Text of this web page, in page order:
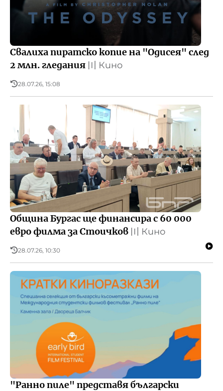
Свалиха пиратско копие на "Одисея" след
2 млн. гледания 〣 Кино
28.07.26, 15:08
Община Бургас ще финансира с 60 000
евро филма за Стоичков 〣 Кино
28.07.26, 10:30
"Ранно пиле" представя български